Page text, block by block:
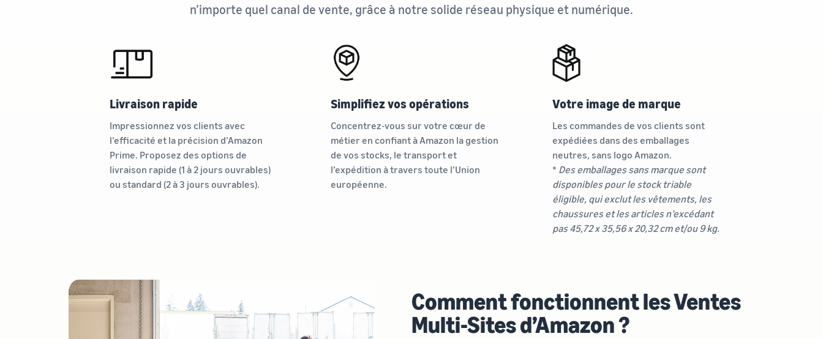
n’importe quel canal de vente, grâce à notre solide réseau physique et numérique.
Livraison rapide
Impressionnez vos clients avec
l’efficacité et la précision d’Amazon
Prime. Proposez des options de
livraison rapide (1 à 2 jours ouvrables)
ou standard (2 à 3 jours ouvrables).
Simplifiez vos opérations
Concentrez-vous sur votre cœur de
métier en confiant à Amazon la gestion
de vos stocks, le transport et
l’expédition à travers toute l’Union
européenne.
Votre image de marque
Les commandes de vos clients sont
expédiées dans des emballages
neutres, sans logo Amazon.
* Des emballages sans marque sont
disponibles pour le stock triable
éligible, qui exclut les vêtements, les
chaussures et les articles n’excédant
pas 45,72 x 35,56 x 20,32 cm et/ou 9 kg.
Comment fonctionnent les Ventes
Multi-Sites d’Amazon ?